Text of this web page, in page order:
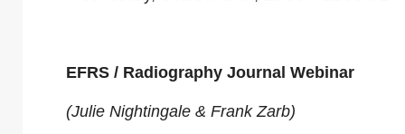
EFRS / Radiography Journal Webinar
(Julie Nightingale & Frank Zarb)